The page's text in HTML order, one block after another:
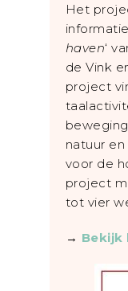
Het
haven‘
de Vink
project
natuur
voor de
project
tot vier
→ Bekijk